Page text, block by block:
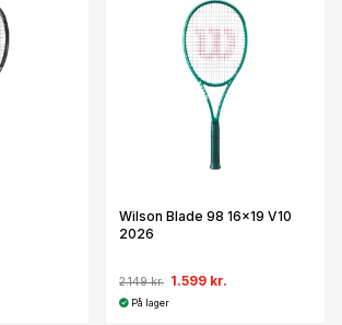
Wilson Blade 98 16x19 V10
2026
2.149 kr. 1.599 kr.
På lager